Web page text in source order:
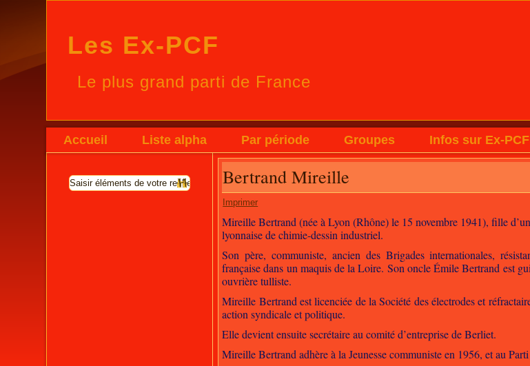
Les Ex-PCF
Le plus grand parti de France
Accueil Liste alpha Par période Groupes Infos sur Ex-PCF
Bertrand Mireille
Imprimer
Mireille Bertrand (née à Lyon (Rhône) le 15 novembre 1941), fille
lyonnaise de chimie-dessin industriel.
Son père, communiste, ancien des Brigades internationales,
française dans un maquis de la Loire. Son oncle Émile Bertrand est
ouvrière tulliste.
Mireille Bertrand est licenciée de la Société des électrodes et
action syndicale et politique.
Elle devient ensuite secrétaire au comité d’entreprise de Berliet.
Mireille Bertrand adhère à la Jeunesse communiste en 1956, et au